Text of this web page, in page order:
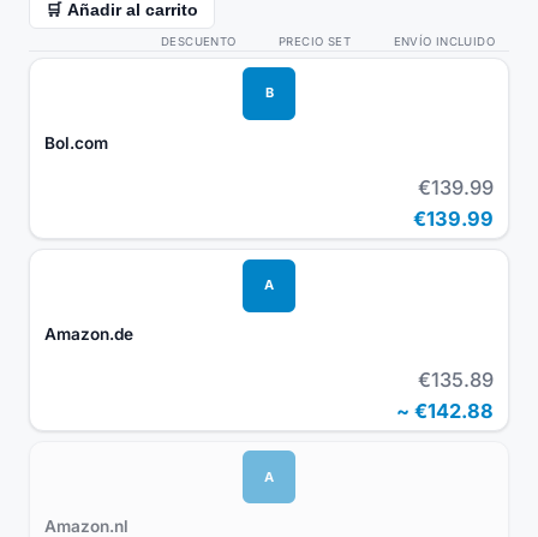
🛒 Añadir al carrito
DESCUENTO PRECIO SET ENVÍO INCLUIDO
B
Bol.com
€139.99
€139.99
A
Amazon.de
€135.89
~ €142.88
A
Amazon.nl